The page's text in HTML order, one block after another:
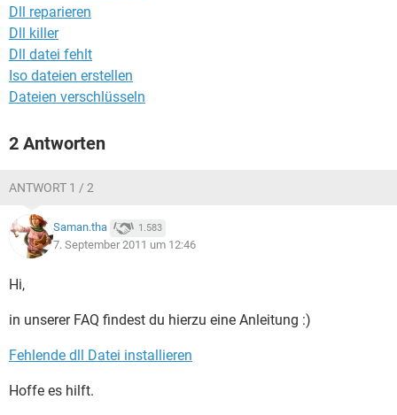
Dll reparieren
Dll killer
Dll datei fehlt
Iso dateien erstellen
Dateien verschlüsseln
2 Antworten
ANTWORT 1 / 2
Saman.tha 1.583
7. September 2011 um 12:46
Hi,
in unserer FAQ findest du hierzu eine Anleitung :)
Fehlende dll Datei installieren
Hoffe es hilft.